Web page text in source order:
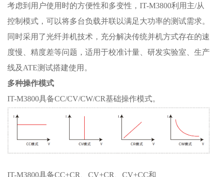
考虑到用户使用时的方便性和多变性，IT-M3800利用主/从
控制模式，可以将多台负载并联以满足大功率的测试需求。
同时采用了光纤并机技术，充分解决传统并机方式存在的速
度慢、精度差等问题，适用于校准计量、研发实验室、生产
线及ATE测试搭建使用。
多种操作模式
IT-M3800具备CC/CV/CW/CR基础操作模式。
IT-M3800具备CC+CR、CV+CR、CV+CC和